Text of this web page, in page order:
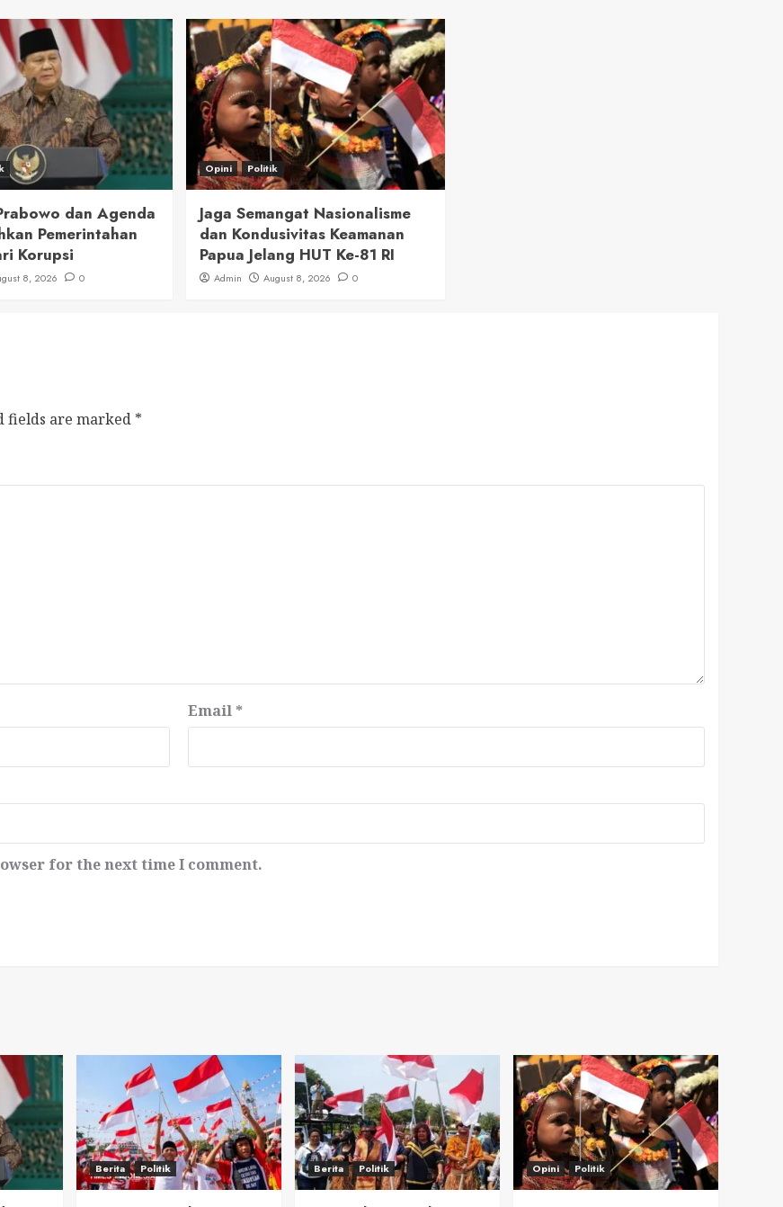
dan Agenda
Pemerintahan
Korupsi
8, 2026 0
Opini Politik
Jaga Semangat Nasionalisme
dan Kondusivitas Keamanan
Papua Jelang HUT Ke-81 RI
Admin August 8, 2026 0
fields are marked *
Email *
for the next time I comment.
Berita Politik Berita Politik Opini Politik